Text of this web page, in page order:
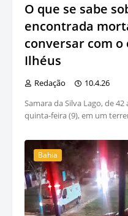
O que se sabe
encontrada
conversar com
Ilhéus
Redação
10.4.26
Samara da Silva Lago, de
quinta-feira (9), em um
Bahia